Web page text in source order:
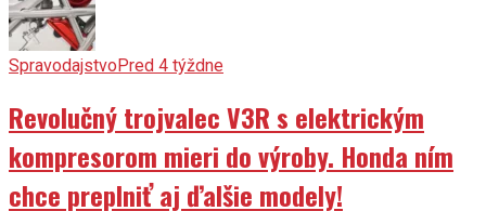
SpravodajstvoPred 4 týždne
Revolučný trojvalec V3R s elektrickým
kompresorom mieri do výroby. Honda ním
chce preplniť aj ďalšie modely!